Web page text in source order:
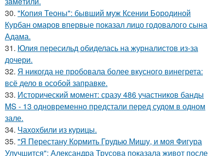
30. "Копия Теоны": бывший муж Ксении Бородиной
Курбан омаров впервые показал лицо годовалого сына
Адама.
31. Юлия пересильд обиделась на журналистов из-за
дочери.
32. Я никогда не пробовала более вкусного винегрета:
всё дело в особой заправке.
33. Исторический момент: сразу 486 участников банды
MS - 13 одновременно предстали перед судом в одном
зале.
34. Чахохбили из курицы.
35. "Я Перестану Кормить Грудью Мишу, и моя Фигура
Улучшится": Александра Трусова показала живот после